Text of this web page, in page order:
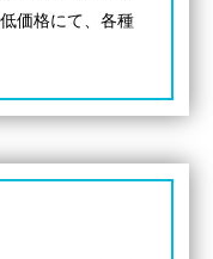
価格にて、各種